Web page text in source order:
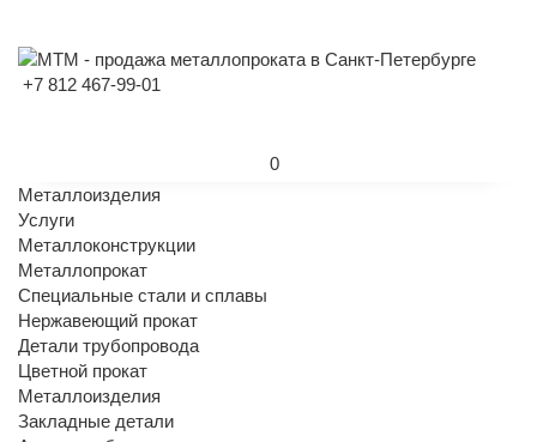
+7 812 467-99-01
0
Металлоизделия
Услуги
Металлоконструкции
Металлопрокат
Специальные стали и сплавы
Нержавеющий прокат
Детали трубопровода
Цветной прокат
Металлоизделия
Закладные детали